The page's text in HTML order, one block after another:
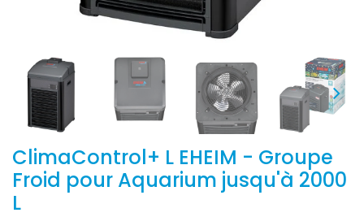
ClimaControl+ L EHEIM - Groupe
Froid pour Aquarium jusqu'à 2000
L